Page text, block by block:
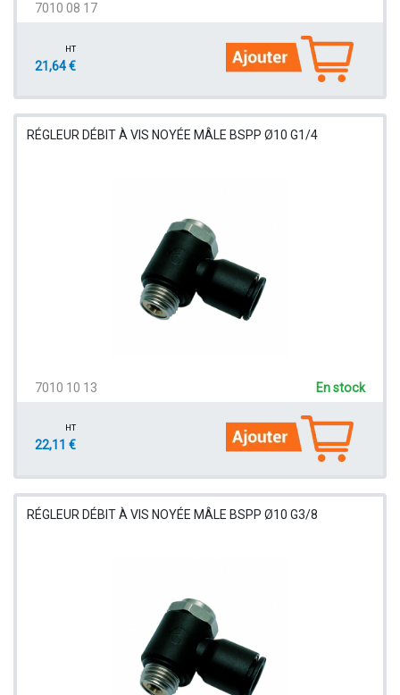
7010 08 17
HT
21,64 €
RÉGLEUR DÉBIT À VIS NOYÉE MÂLE BSPP Ø10 G1/4
7010 10 13 En stock
HT
22,11 €
RÉGLEUR DÉBIT À VIS NOYÉE MÂLE BSPP Ø10 G3/8